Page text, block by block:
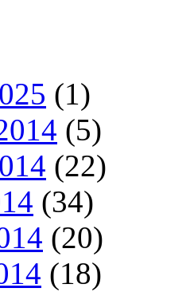
(1)
(5)
(22)
(34)
(20)
(18)